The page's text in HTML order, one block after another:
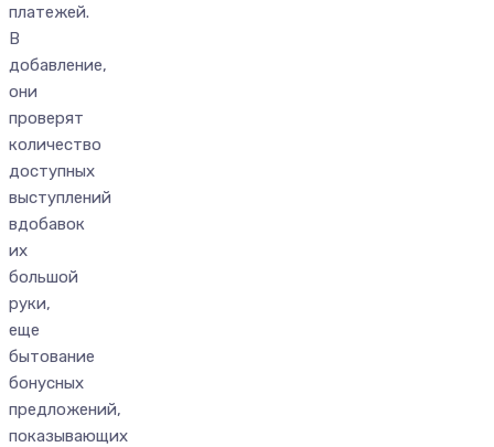
платежей.
В
добавление,
они
проверят
количество
доступных
выступлений
вдобавок
их
большой
руки,
еще
бытование
бонусных
предложений,
показывающих